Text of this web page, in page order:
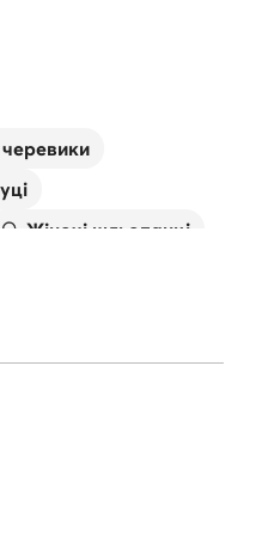
черевики
Жіночі шльопанці